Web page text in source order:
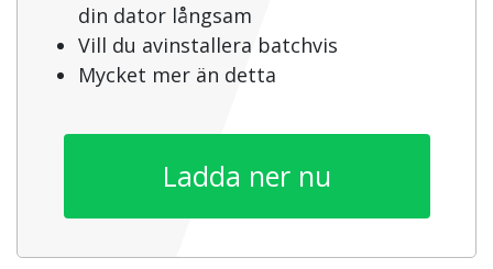
din dator långsam
Vill du avinstallera batchvis
Mycket mer än detta
Ladda ner nu